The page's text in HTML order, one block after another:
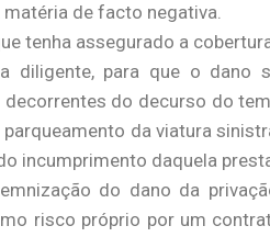
de facto negativa.
tenha assegurado a
diligente, para que o dano
decorrentes do decurso do
da viatura
incumprimento daquela
do dano da
risco próprio por um